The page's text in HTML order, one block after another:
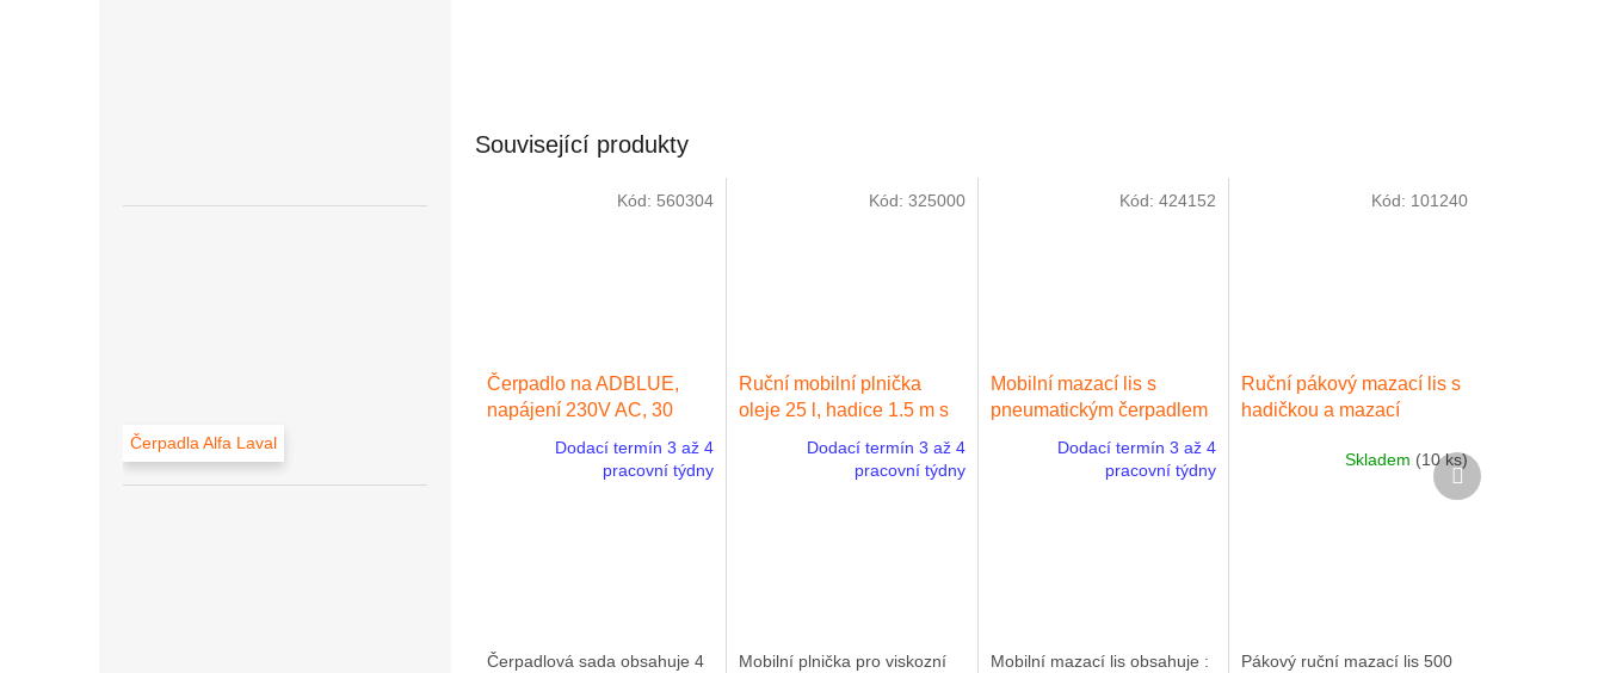
Čerpadla Alfa Laval
Související produkty
Čerpadlo na ADBLUE,
napájení 230V AC, 30
výdejní hadice, výdejní
Dodací termín 3 až 4
pracovní týdny
Čerpadlová sada obsahuje 4
Kód: 560304
Ruční mobilní plnička
oleje 25 l, hadice 1.5 m s
Dodací termín 3 až 4
pracovní týdny
Mobilní plnička pro viskozní
Kód: 325000
Mobilní mazací lis s
pneumatickým čerpadlem
Dodací termín 3 až 4
pracovní týdny
Mobilní mazací lis obsahuje :
Kód:424152
Ruční pákový mazací lis s
hadičkou a mazací
Skladem (10 ks)
Pákový ruční mazací lis 500
Kód: 101240
Další
produkt